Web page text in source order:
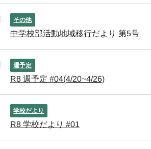
その他
中学校部活動地域移行だより 第5号
週予定
R8 週予定 #04(4/20~4/26)
学校だより
R8 学校だより #01